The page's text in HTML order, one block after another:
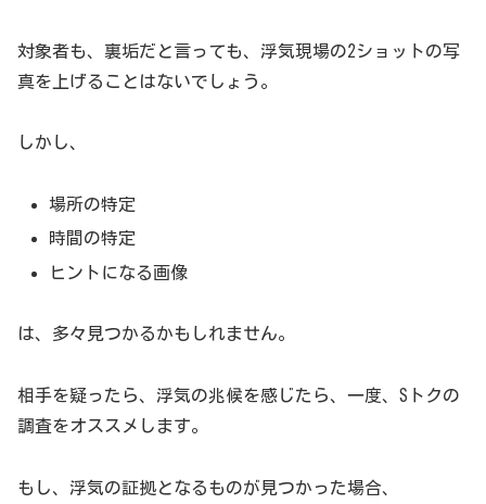
ス「Sトク」も9月にリリースすると同時に複数メディアに
てトレンドとして取り上げて頂き、多くの新しいお客様と
増加に伴い裏アカウント特定サービスの需要は来年も高ま
採用候補者の “本性”を暴き出す「裏アカウント特定
導入から数カ月でSトク「裏アカウント特定サービス 」に
発言で批判を浴びていたアカウントも含まれています。本
人は投稿を削除していてもスクリーンショットを利用され
対象者も、裏垢だと言っても、浮気現場の2ショットの写
真を上げることはないでしょう。
しかし、
場所の特定
時間の特定
ヒントになる画像
は、多々見つかるかもしれません。
相手を疑ったら、浮気の兆候を感じたら、一度、Sトクの
調査をオススメします。
もし、浮気の証拠となるものが見つかった場合、